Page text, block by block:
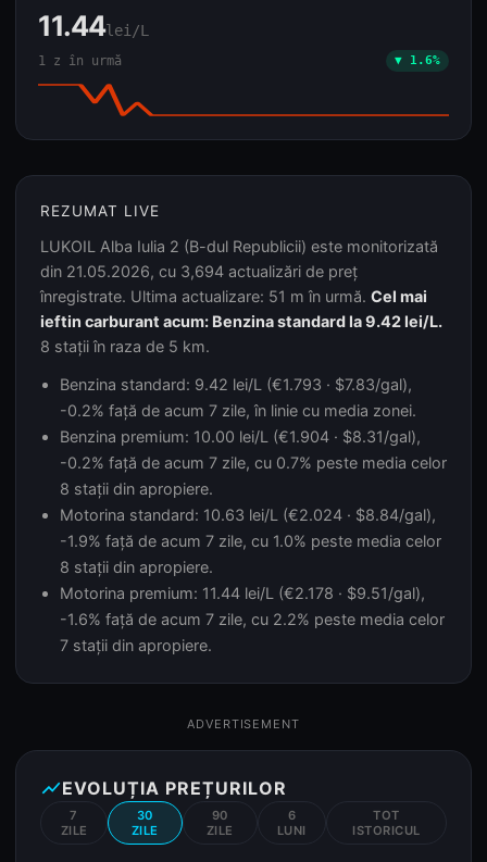
11.44lei/L
1 z în urmă ▼ 1.6%
REZUMAT LIVE
LUKOIL Alba Iulia 2 (B-dul Republicii) este monitorizată
din 21.05.2026, cu 3,694 actualizări de preț
înregistrate. Ultima actualizare: 51 m în urmă. Cel mai
ieftin carburant acum: Benzina standard la 9.42 lei/L.
8 stații în raza de 5 km.
Benzina standard: 9.42 lei/L (€1.793 · $7.83/gal),
-0.2% față de acum 7 zile, în linie cu media zonei.
Benzina premium: 10.00 lei/L (€1.904 · $8.31/gal),
-0.2% față de acum 7 zile, cu 0.7% peste media celor
8 stații din apropiere.
Motorina standard: 10.63 lei/L (€2.024 · $8.84/gal),
-1.9% față de acum 7 zile, cu 1.0% peste media celor
8 stații din apropiere.
Motorina premium: 11.44 lei/L (€2.178 · $9.51/gal),
-1.6% față de acum 7 zile, cu 2.2% peste media celor
7 stații din apropiere.
ADVERTISEMENT
show_chartEVOLUȚIA PREȚURILOR
7
ZILE
30
ZILE
90
ZILE
6
LUNI
TOT
ISTORICUL